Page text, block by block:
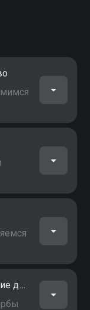
Ткани Джербы - вдохновение для дизайнеров